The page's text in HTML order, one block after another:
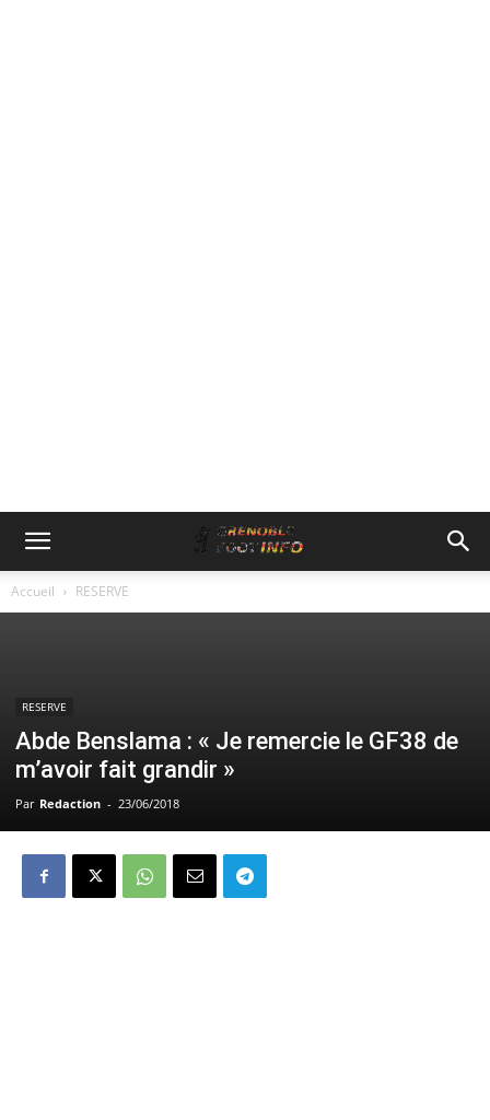
Accueil RESERVE
RESERVE
Abde Benslama : « Je remercie le GF38 de
m’avoir fait grandir »
Par Redaction - 23/06/2018